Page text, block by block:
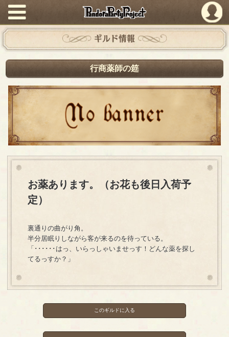
PandoraPartyProject
ギルド情報
行商薬師の筵
お薬あります。（お花も後日入荷予
定）
裏通りの曲がり角。
半分居眠りしながら客が来るのを待っている。
「･･････はっ、いらっしゃいませっす！どんな薬を探し
てるっすか？」
このギルドに入る